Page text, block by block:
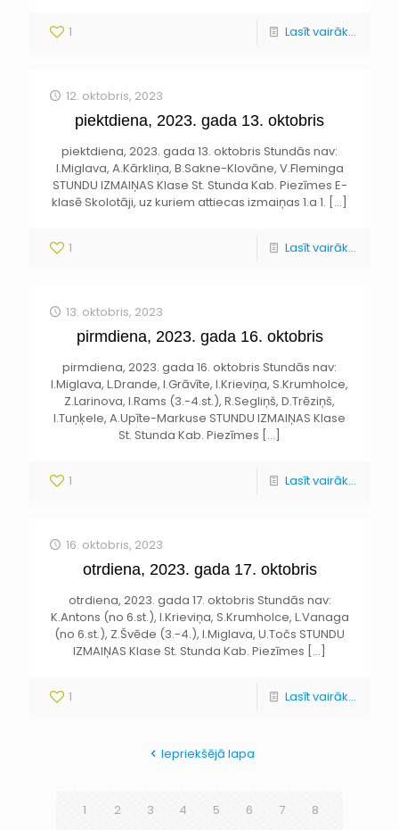
1 Lasīt vairāk...
12. oktobris, 2023
piektdiena, 2023. gada 13. oktobris
piektdiena, 2023. gada 13. oktobris Stundās nav:
I.Miglava, A.Kārkliņa, B.Sakne-Klovāne, V.Fleminga
STUNDU IZMAIŅAS Klase St. Stunda Kab. Piezīmes E-
klasē Skolotāji, uz kuriem attiecas izmaiņas 1.a 1. […]
1 Lasīt vairāk...
13. oktobris, 2023
pirmdiena, 2023. gada 16. oktobris
pirmdiena, 2023. gada 16. oktobris Stundās nav:
I.Miglava, L.Drande, I.Grāvīte, I.Krieviņa, S.Krumholce,
Z.Larinova, I.Rams (3.-4.st.), R.Segliņš, D.Trēziņš,
I.Tuņķele, A.Upīte-Markuse STUNDU IZMAIŅAS Klase
St. Stunda Kab. Piezīmes […]
1 Lasīt vairāk...
16. oktobris, 2023
otrdiena, 2023. gada 17. oktobris
otrdiena, 2023. gada 17. oktobris Stundās nav:
K.Antons (no 6.st.), I.Krieviņa, S.Krumholce, L.Vanaga
(no 6.st.), Z.Švēde (3.-4.), I.Miglava, U.Točs STUNDU
IZMAIŅAS Klase St. Stunda Kab. Piezīmes […]
1 Lasīt vairāk...
Iepriekšējā lapa
1 2 3 4 5 6 7
8